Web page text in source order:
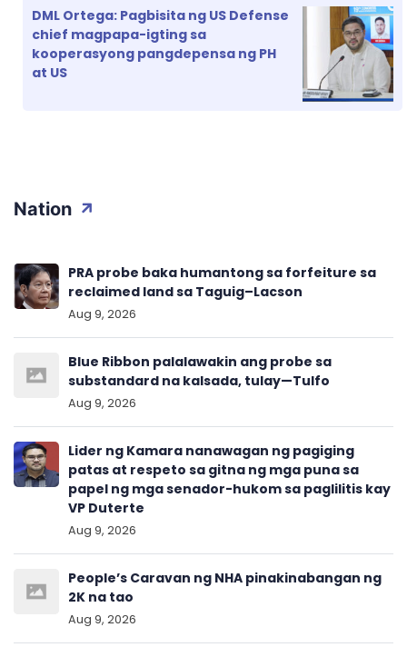
DML Ortega: Pagbisita ng US Defense
chief magpapa-igting sa
kooperasyong pangdepensa ng PH
at US
Nation
PRA probe baka humantong sa forfeiture sa
reclaimed land sa Taguig–Lacson
Aug 9, 2026
Blue Ribbon palalawakin ang probe sa
substandard na kalsada, tulay—Tulfo
Aug 9, 2026
Lider ng Kamara nanawagan ng pagiging
patas at respeto sa gitna ng mga puna sa
papel ng mga senador-hukom sa paglilitis kay
VP Duterte
Aug 9, 2026
People’s Caravan ng NHA pinakinabangan ng
2K na tao
Aug 9, 2026